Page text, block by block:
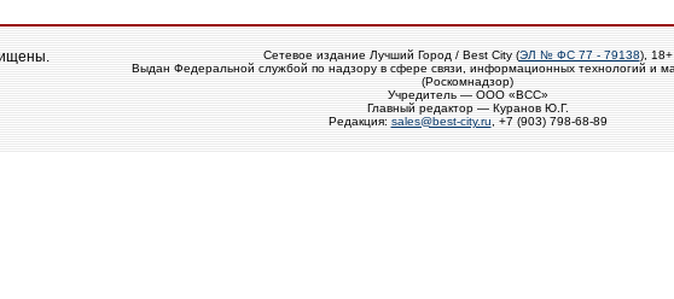
Сетевое издание Лучший Город / Best City (ЭЛ № ФС 77 - 79138), 18+
Выдан Федеральной службой по надзору в сфере связи, информационных технологий и
(Роскомнадзор)
Учредитель — ООО «ВСС»
Главный редактор — Куранов Ю.Г.
Редакция: sales@best-city.ru , +7 (903) 798-68-89